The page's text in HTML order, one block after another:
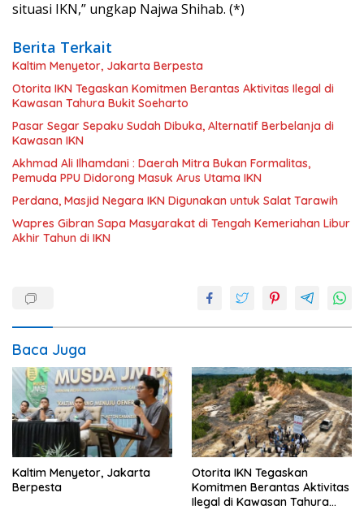
situasi IKN,” ungkap Najwa Shihab. (*)
Berita Terkait
Kaltim Menyetor, Jakarta Berpesta
Otorita IKN Tegaskan Komitmen Berantas Aktivitas Ilegal di
Kawasan Tahura Bukit Soeharto
Pasar Segar Sepaku Sudah Dibuka, Alternatif Berbelanja di
Kawasan IKN
Akhmad Ali Ilhamdani : Daerah Mitra Bukan Formalitas,
Pemuda PPU Didorong Masuk Arus Utama IKN
Perdana, Masjid Negara IKN Digunakan untuk Salat Tarawih
Wapres Gibran Sapa Masyarakat di Tengah Kemeriahan Libur
Akhir Tahun di IKN
Baca Juga
Kaltim Menyetor, Jakarta
Berpesta
Otorita IKN Tegaskan
Komitmen Berantas Aktivitas
Ilegal di Kawasan Tahura